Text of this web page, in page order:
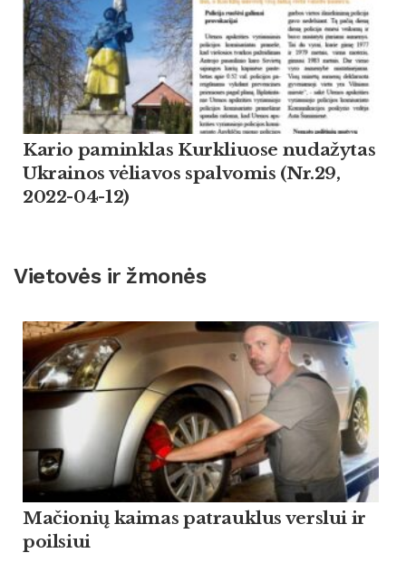
Kario paminklas Kurkliuose nudažytas
Ukrainos vėliavos spalvomis (Nr.29,
2022-04-12)
Vietovės ir žmonės
Mačionių kaimas patrauklus verslui ir
poilsiui